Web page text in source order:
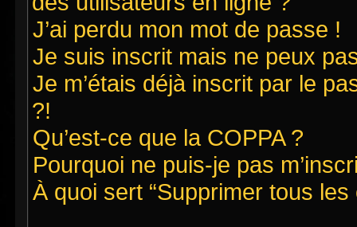
J’ai perdu mon mot de passe !
Je suis inscrit mais ne peux
Je m’étais déjà inscrit par le
?!
Qu’est-ce que la COPPA ?
Pourquoi ne puis-je pas
À quoi sert “Supprimer tous